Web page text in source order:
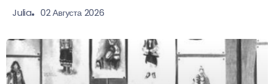
Julia 02 Августа 2026